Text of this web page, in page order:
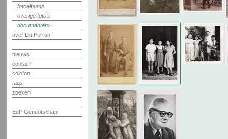
fotoalbums
overige foto's
documenten
over Du Perron
nieuws
contact
colofon
faqs
zoeken
EdP Genootschap